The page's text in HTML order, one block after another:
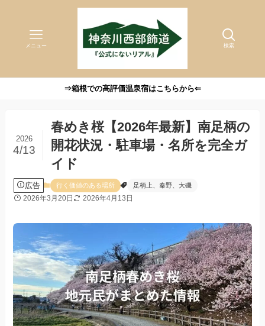
検索
メニュー
⇒箱根での高評価温泉宿はこちらから⇐
春めき桜【2026年最新】南足柄の
開花状況・駐車場・名所を完全ガ
イド
2026
4/13
広告 行く価値のある場所 足柄上、秦野、大磯
2026年3月20日 2026年4月13日